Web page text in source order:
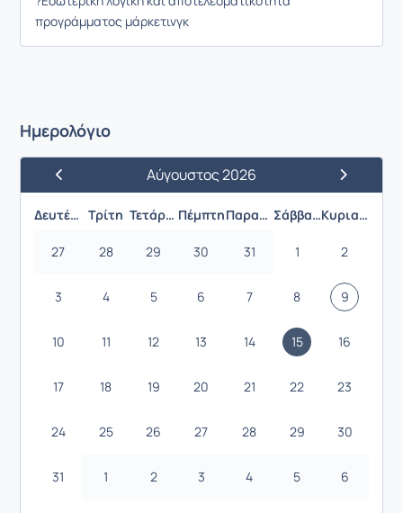
προγράμματος μάρκετινγκ
Ημερολόγιο
Προηγούμενος ΜήναςΑύγουστος 2026
Επόμενος
Δευτέρα Τρίτη Τετάρτη Πέμπτη Παρασκευή Σάββατο Κυριακή
27 28 29 30 31 1 2
3 4 5 6 7 8 9
10 11 12 13 14 15 16
17 18 19 20 21 22 23
24 25 26 27 28 29 30
31 1 2 3 4 5 6